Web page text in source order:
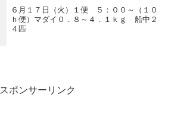
６月１７日（火）１便 ５：００～（１０
ｈ便）マダイ０．８～４．１ｋｇ 船中２
４匹
スポンサーリンク